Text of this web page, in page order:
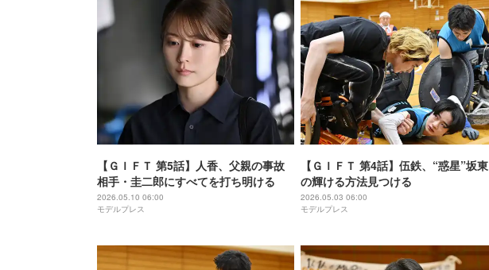
【ＧＩＦＴ 第5話】人香、父親の事故
相手・圭二郎にすべてを打ち明ける
2026.05.10 06:00
モデルプレス
【ＧＩＦＴ 第4話】伍鉄、“惑星”坂東
の輝ける方法見つける
2026.05.03 06:00
モデルプレス